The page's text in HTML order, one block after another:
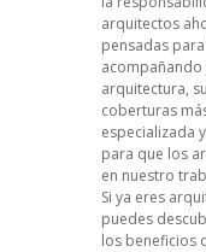
arquitectos
pensadas
arquitectura,
coberturas
especializada
para que los
en nuestro
Si ya eres
puedes
los beneficios